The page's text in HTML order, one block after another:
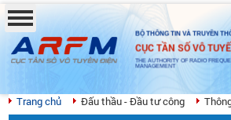
BỘ THÔNG TIN VÀ TRUYỀN
CỤC TẦN SỐ VÔ
THE AUTHORITY OF RADIO
MANAGEMENT
Trang chủ Đấu thầu - Đầu tư công